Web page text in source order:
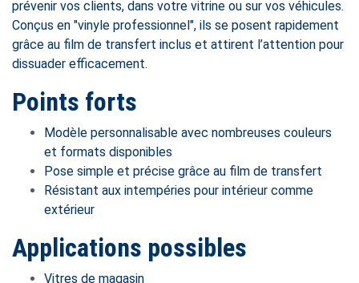
prévenir vos clients, dans votre vitrine ou sur vos véhicules.
Conçus en "vinyle professionnel", ils se posent rapidement
grâce au film de transfert inclus et attirent l’attention pour
dissuader efficacement.
Points forts
Modèle personnalisable avec nombreuses couleurs
et formats disponibles
Pose simple et précise grâce au film de transfert
Résistant aux intempéries pour intérieur comme
extérieur
Applications possibles
Vitres de magasin